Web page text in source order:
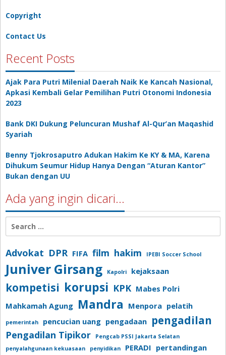
Copyright
Contact Us
Recent Posts
Ajak Para Putri Milenial Daerah Naik Ke Kancah Nasional,
Apkasi Kembali Gelar Pemilihan Putri Otonomi Indonesia
2023
Bank DKI Dukung Peluncuran Mushaf Al-Qur’an Maqashid
Syariah
Benny Tjokrosaputro Adukan Hakim Ke KY & MA, Karena
Dihukum Seumur Hidup Hanya Dengan “Aturan Kantor”
Bukan dengan UU
Ada yang ingin dicari…
for:
Advokat DPR FIFA film hakim IPEBI Soccer School
Juniver Girsang Kapolri kejaksaan
kompetisi korupsi KPK Mabes Polri
Mahkamah Agung Mandra Menpora pelatih
pemerintah pencucian uang pengadaan pengadilan
Pengadilan Tipikor
Pengcab PSSI Jakarta Selatan
penyalahgunaan kekuasaan
penyidikan PERADI pertandingan